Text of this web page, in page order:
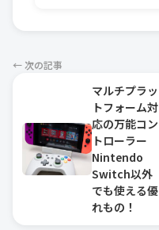
← 次の記事
マルチプラッ
トフォーム対
応の万能コン
トローラー
Nintendo
Switch以外
でも使える優
れもの！